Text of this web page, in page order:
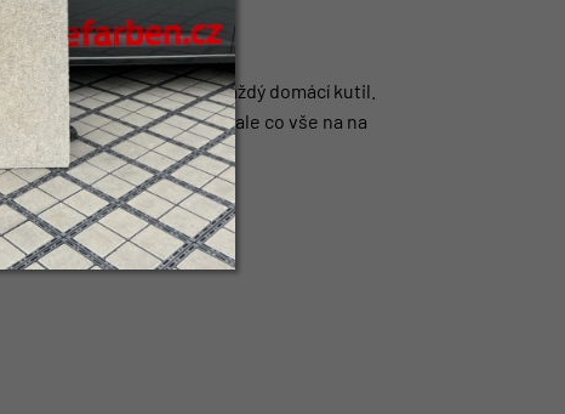
zvládne to každý domácí kutil.
nejen podle čeho vybrat, ale co vše na na